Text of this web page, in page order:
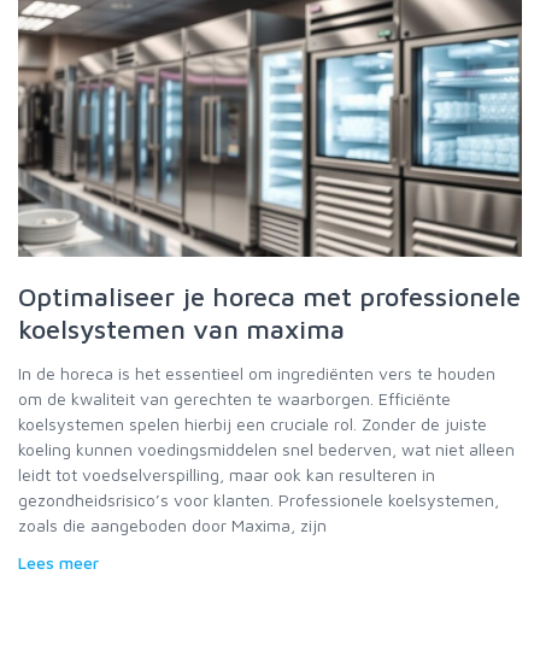
Optimaliseer je horeca met professionele
koelsystemen van maxima
In de horeca is het essentieel om ingrediënten vers te houden
om de kwaliteit van gerechten te waarborgen. Efficiënte
koelsystemen spelen hierbij een cruciale rol. Zonder de juiste
koeling kunnen voedingsmiddelen snel bederven, wat niet alleen
leidt tot voedselverspilling, maar ook kan resulteren in
gezondheidsrisico’s voor klanten. Professionele koelsystemen,
zoals die aangeboden door Maxima, zijn
Lees meer